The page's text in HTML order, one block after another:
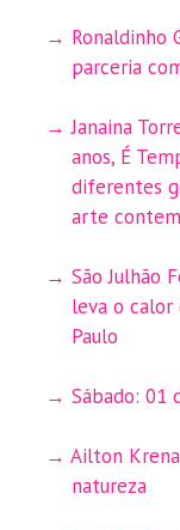
Ronaldinho
parceria
Janaina
anos, É
diferentes
arte
São Julhão
leva o calor
Paulo
Sábado: 01
Ailton
natureza